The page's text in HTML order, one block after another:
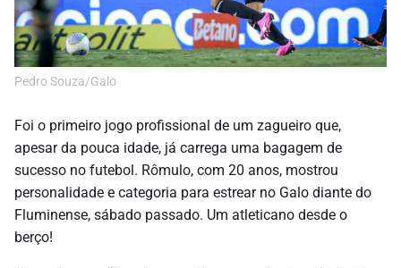
Pedro Souza/Galo
Foi o primeiro jogo profissional de um zagueiro que,
apesar da pouca idade, já carrega uma bagagem de
sucesso no futebol. Rômulo, com 20 anos, mostrou
personalidade e categoria para estrear no Galo diante do
Fluminense, sábado passado. Um atleticano desde o
berço!